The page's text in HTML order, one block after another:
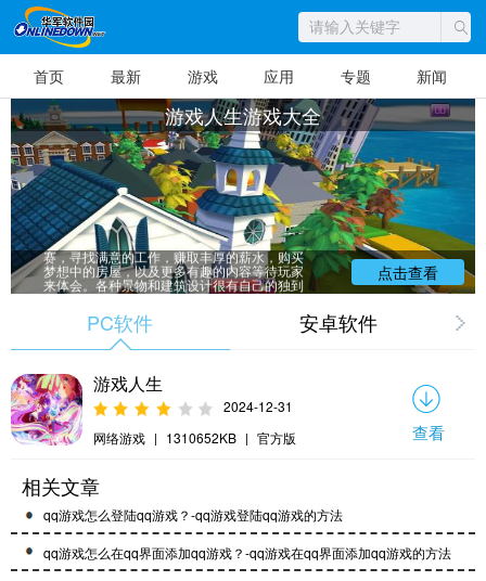
首页 最新 游戏 应用 专题 新闻
游戏人生游戏大全
游戏人生游戏大全，类似强手棋的益智游
戏。在游戏中，玩家将扮演不同角色进行比
赛，寻找满意的工作，赚取丰厚的薪水，购买
梦想中的房屋，以及更多有趣的内容等待玩家
来体会。各种景物和建筑设计很有自己的独到
之处，缤纷的色彩搭配，以及生动的卡通图形
相互结合，使画面很有特色。华军小编给大家
整理推荐了各类免费的游戏人生游戏大全软
件，赶快来下载吧！
点击查看
PC软件 安卓软件
游戏人生
2024-12-31
网络游戏 | 1310652KB | 官方版 查看
相关文章
qq游戏怎么登陆qq游戏？-qq游戏登陆qq游戏的方法
qq游戏怎么在qq界面添加qq游戏？-qq游戏在qq界面添加qq游戏的方法